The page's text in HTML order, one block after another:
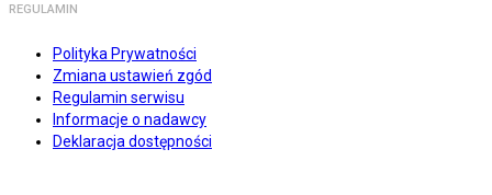
REGULAMIN
Polityka Prywatności
Zmiana ustawień zgód
Regulamin serwisu
Informacje o nadawcy
Deklaracja dostępności